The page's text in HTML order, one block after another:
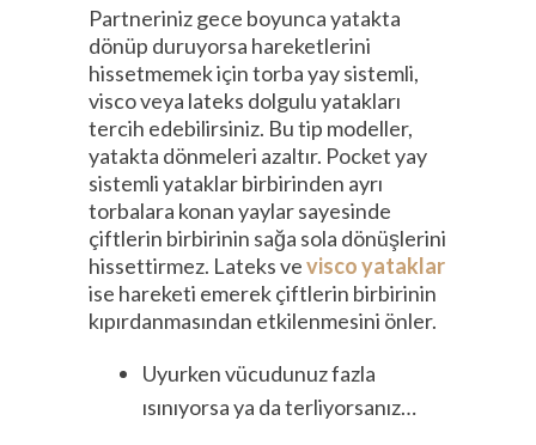
Partneriniz gece boyunca yatakta
dönüp duruyorsa hareketlerini
hissetmemek için torba yay sistemli,
visco veya lateks dolgulu yatakları
tercih edebilirsiniz. Bu tip modeller,
yatakta dönmeleri azaltır. Pocket yay
sistemli yataklar birbirinden ayrı
torbalara konan yaylar sayesinde
çiftlerin birbirinin sağa sola dönüşlerini
hissettirmez. Lateks vevisco yataklar
ise hareketi emerek çiftlerin birbirinin
kıpırdanmasından etkilenmesini önler.
Uyurken vücudunuz fazla
ısınıyorsa ya da terliyorsanız…